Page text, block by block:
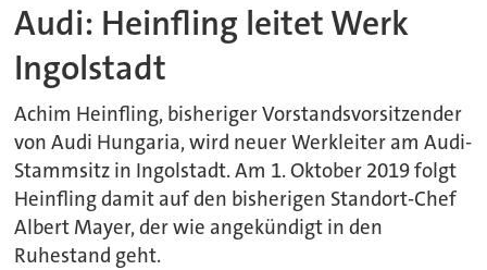
Audi: Heinfling leitet Werk
Ingolstadt
Achim Heinfling, bisheriger Vorstandsvorsitzender
von Audi Hungaria, wird neuer Werkleiter am Audi-
Stammsitz in Ingolstadt. Am 1. Oktober 2019 folgt
Heinfling damit auf den bisherigen Standort-Chef
Albert Mayer, der wie angekündigt in den
Ruhestand geht.